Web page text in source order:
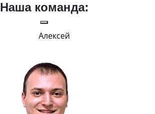
Наша команда:
Алексей